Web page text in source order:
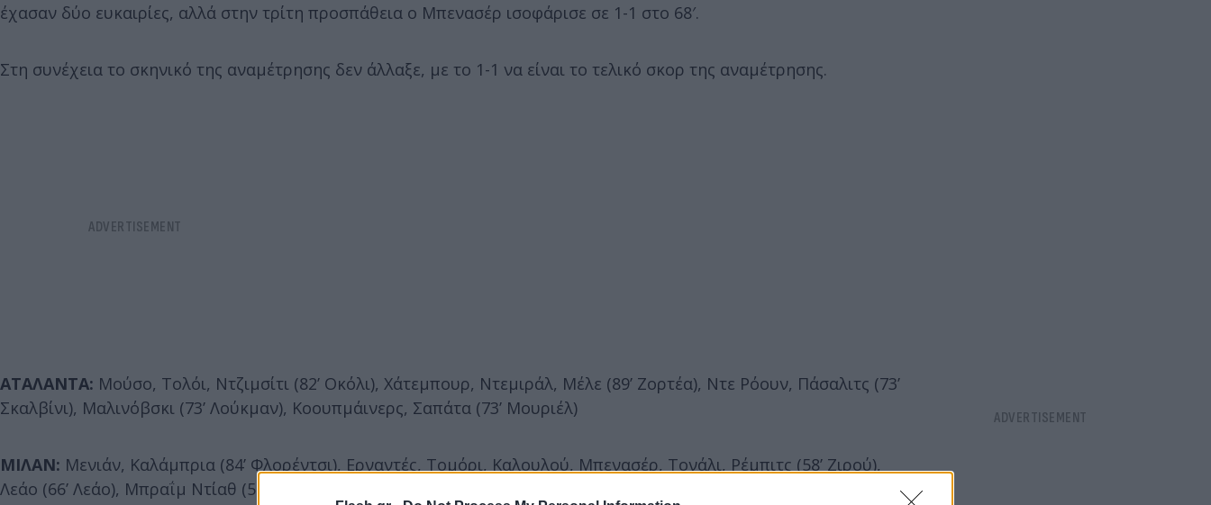
έχασαν δύο ευκαιρίες, αλλά στην τρίτη προσπάθεια ο Μπενασέρ ισοφάρισε σε 1-1 στο 68′.
Στη συνέχεια το σκηνικό της αναμέτρησης δεν άλλαξε, με το 1-1 να είναι το τελικό σκορ της αναμέτρησης.
ΑΤΑΛΑΝΤΑ: Μούσο, Τολόι, Ντζιμσίτι (82’ Οκόλι), Χάτεμπουρ, Ντεμιράλ, Μέλε (89’ Ζορτέα), Ντε Ρόουν, Πάσαλιτς (73’
Σκαλβίνι), Μαλινόβσκι (73’ Λούκμαν), Κοουπμάινερς, Σαπάτα (73’ Μουριέλ)
ΜΙΛΑΝ: Μενιάν, Καλάμπρια (84’ Φλορέντσι), Ερναντές, Τομόρι, Καλουλού, Μπενασέρ, Τονάλι, Ρέμπιτς (58’ Ζιρού),
Λεάο (66’ Λεάο), Μπραΐμ Ντίαθ (58’ Ντε Κετελάρ), Μεσίας.